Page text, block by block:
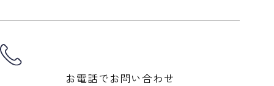
お電話でお問い合わせ